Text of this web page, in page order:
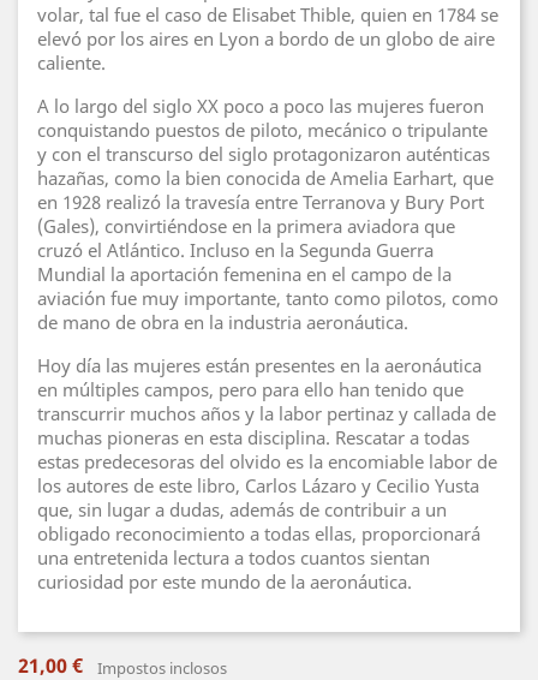
volar, tal fue el caso de Elisabet Thible, quien en 1784 se
elevó por los aires en Lyon a bordo de un globo de aire
caliente.
A lo largo del siglo XX poco a poco las mujeres fueron
conquistando puestos de piloto, mecánico o tripulante
y con el transcurso del siglo protagonizaron auténticas
hazañas, como la bien conocida de Amelia Earhart, que
en 1928 realizó la travesía entre Terranova y Bury Port
(Gales), convirtiéndose en la primera aviadora que
cruzó el Atlántico. Incluso en la Segunda Guerra
Mundial la aportación femenina en el campo de la
aviación fue muy importante, tanto como pilotos, como
de mano de obra en la industria aeronáutica.
Hoy día las mujeres están presentes en la aeronáutica
en múltiples campos, pero para ello han tenido que
transcurrir muchos años y la labor pertinaz y callada de
muchas pioneras en esta disciplina. Rescatar a todas
estas predecesoras del olvido es la encomiable labor de
los autores de este libro, Carlos Lázaro y Cecilio Yusta
que, sin lugar a dudas, además de contribuir a un
obligado reconocimiento a todas ellas, proporcionará
una entretenida lectura a todos cuantos sientan
curiosidad por este mundo de la aeronáutica.
21,00 € Impostos inclosos